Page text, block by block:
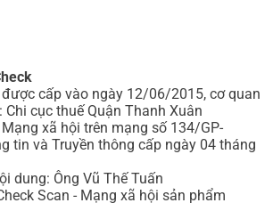
cấp vào ngày 12/06/2015, cơ quan
cục thuế Quận Thanh Xuân
xã hội trên mạng số 134/GP-
tin và Truyền thông cấp ngày 04 tháng
dung: Ông Vũ Thế Tuấn
Scan - Mạng xã hội sản phẩm